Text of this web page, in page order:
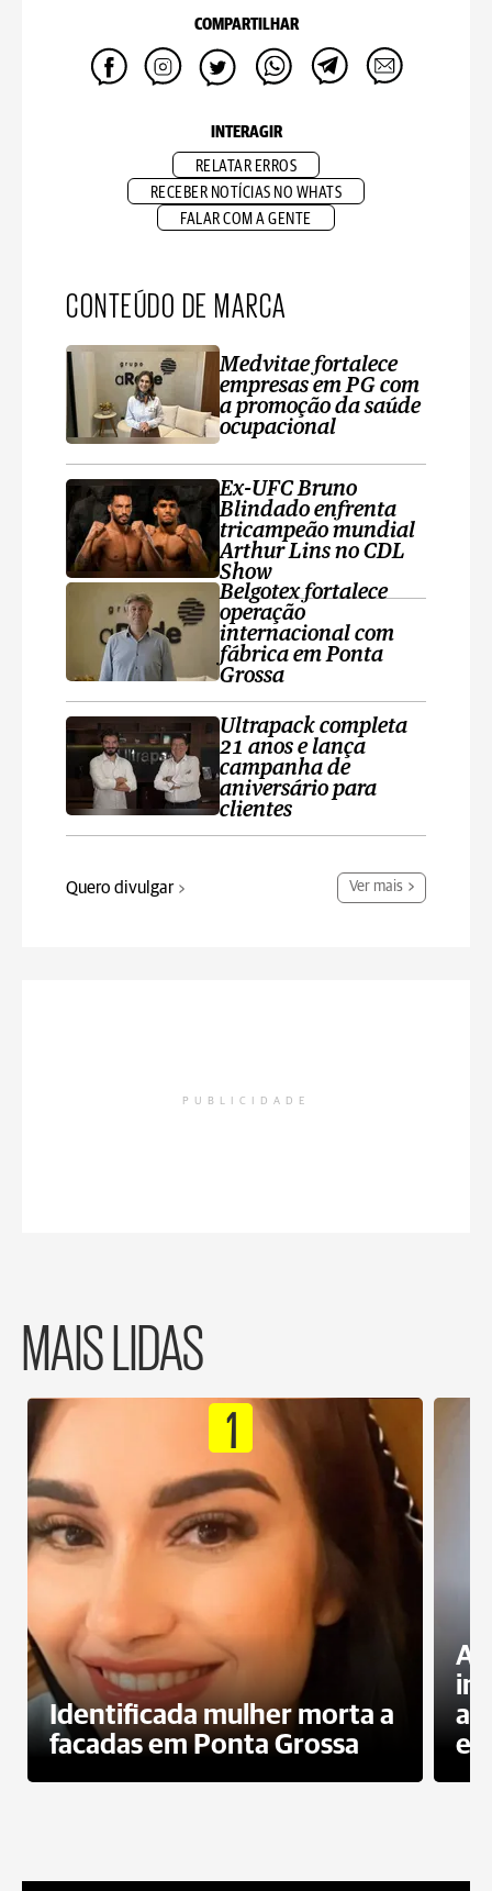
COMPARTILHAR
INTERAGIR
RELATAR ERROS
RECEBER NOTÍCIAS NO WHATS
FALAR COM A GENTE
CONTEÚDO DE MARCA
Medvitae fortalece
empresas em PG com
a promoção da saúde
ocupacional
Ex-UFC Bruno
Blindado enfrenta
tricampeão mundial
Arthur Lins no CDL
Show
Belgotex fortalece
operação
internacional com
fábrica em Ponta
Grossa
Ultrapack completa
21 anos e lança
campanha de
aniversário para
clientes
Quero divulgar Ver mais
PUBLICIDADE
MAIS LIDAS
1
Identificada mulher morta a
facadas em Ponta Grossa